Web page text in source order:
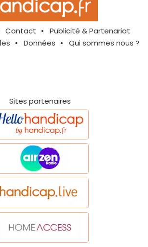
Contact
Publicité & Partenariat
Données Qui sommes nous ?
Sites partenaires